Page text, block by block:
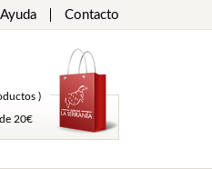
Ayuda Contacto
)
20€